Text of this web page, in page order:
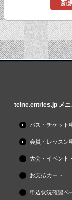
新
teine.entries.jp メニ
パス・チケット
会員・レッスン
大会・イベント
お支払カート
申込状況確認ペ